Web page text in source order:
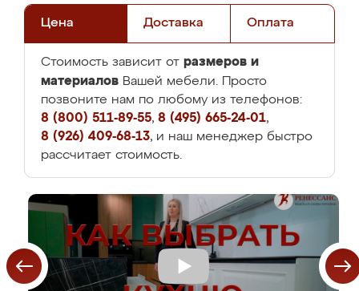
Цена Доставка Оплата
Стоимость зависит от размеров и
материалов Вашей мебели. Просто
позвоните нам по любому из телефонов:
8 (800) 511-89-55, 8 (495) 665-24-01,
8 (926) 409-68-13, и наш менеджер быстро
рассчитает стоимость.